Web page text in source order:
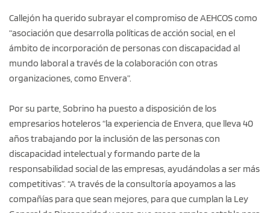
Callejón ha querido subrayar el compromiso de AEHCOS como
“asociación que desarrolla políticas de acción social, en el
ámbito de incorporación de personas con discapacidad al
mundo laboral a través de la colaboración con otras
organizaciones, como Envera”.
Por su parte, Sobrino ha puesto a disposición de los
empresarios hoteleros “la experiencia de Envera, que lleva 40
años trabajando por la inclusión de las personas con
discapacidad intelectual y formando parte de la
responsabilidad social de las empresas, ayudándolas a ser más
competitivas”. “A través de la consultoría apoyamos a las
compañías para que sean mejores, para que cumplan la Ley